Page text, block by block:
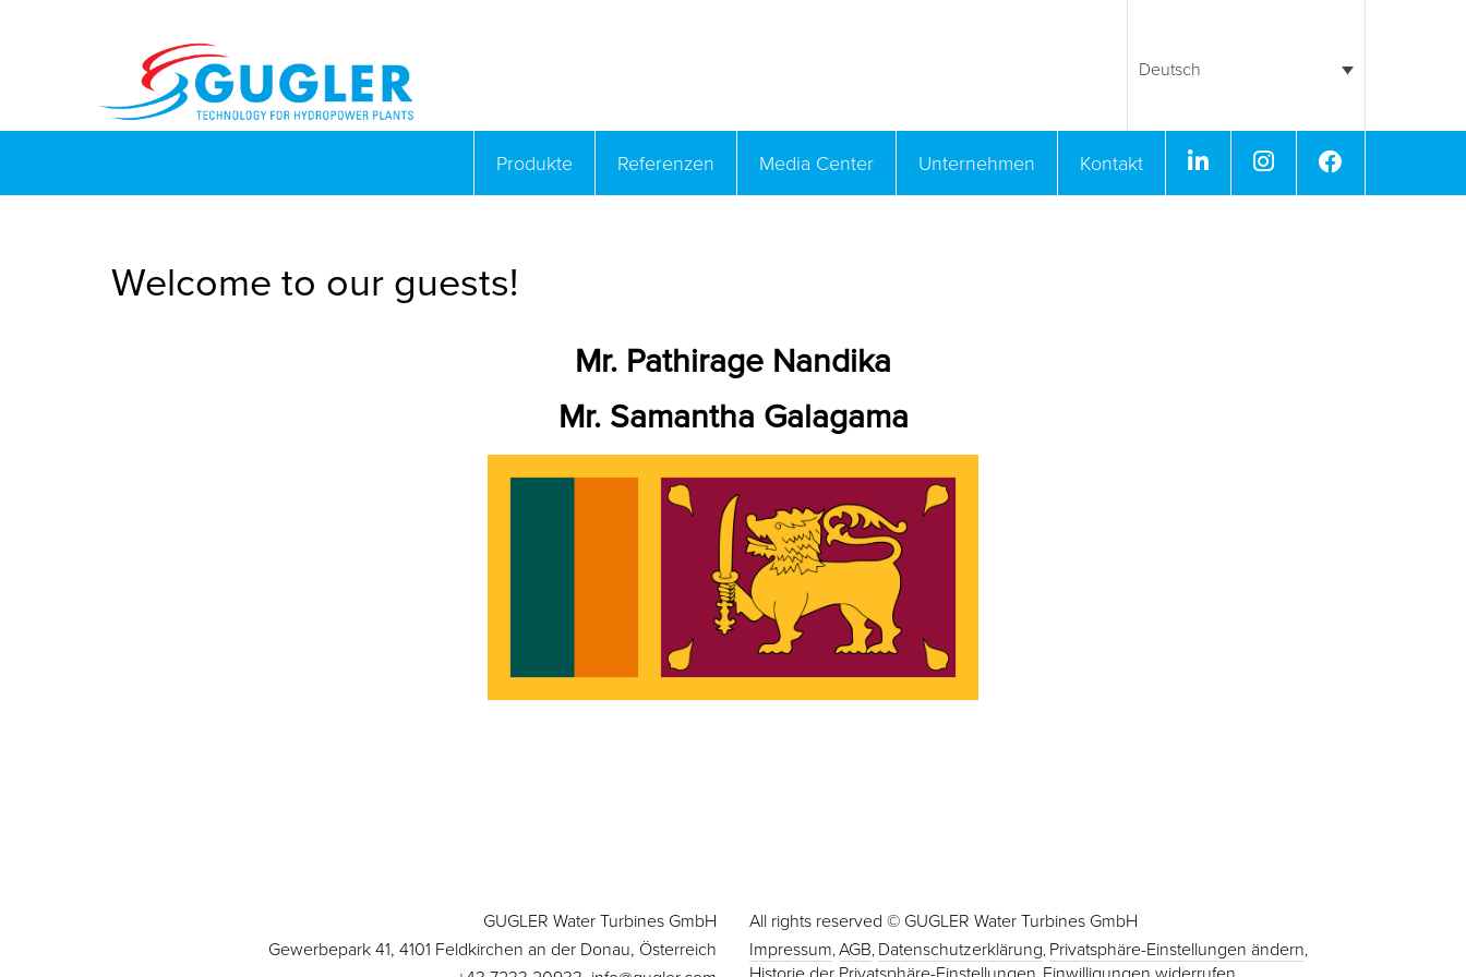
Deutsch
Produkte Referenzen Media Center Unternehmen Kontakt LinkedinInstagram
Welcome to our guests!
Mr. Pathirage Nandika
Mr. Samantha Galagama
GUGLER Water Turbines GmbH
Gewerbepark 41, 4101 Feldkirchen an der Donau, Österreich
All rights reserved © GUGLER Water Turbines GmbH
Impressum AGB Datenschutzerklärung Privatsphäre-Einstellungen ändern